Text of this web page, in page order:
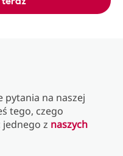
pytania na naszej
tego, czego
z naszych